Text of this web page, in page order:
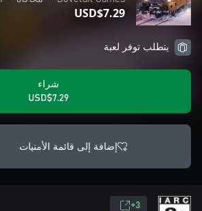
USD$7.29
يتطلب توفر لعبة
شراء
USD$7.29
إضافة إلى قائمة الأمنيات
3+